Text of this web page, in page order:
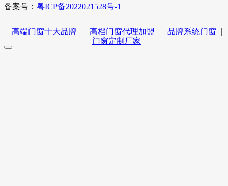
备案号： 粤ICP备2022021528号-1
高端门窗十大品牌 高档门窗代理加盟
品牌系统门窗
门窗定制厂家